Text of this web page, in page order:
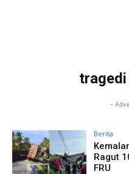
tragedi
-
Berita
Ragut
FRU